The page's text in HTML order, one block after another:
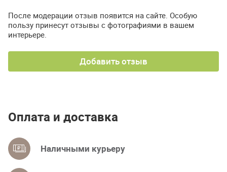
После модерации отзыв появится на сайте. Особую
пользу принесут отзывы с фотографиями в вашем
интерьере.
Добавить отзыв
Оплата и доставка
Наличными курьеру